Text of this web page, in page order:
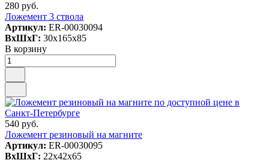
280 руб.
Ложемент 3 ствола
Артикул: ER-00030094
ВxШxГ: 30x165x85
В корзину
540 руб.
Ложемент резиновый на магните
Артикул: ER-00030095
ВxШxГ: 22x42x65